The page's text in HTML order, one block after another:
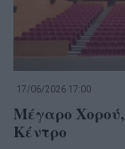
17/06/2026 17:00
Μέγαρο
Κέντρο